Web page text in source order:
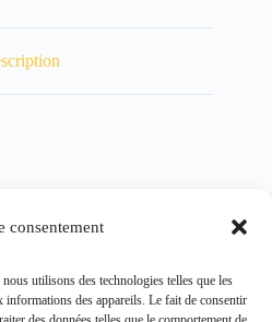
consentement
utilisons des technologies telles que les
informations des appareils. Le fait de consentir